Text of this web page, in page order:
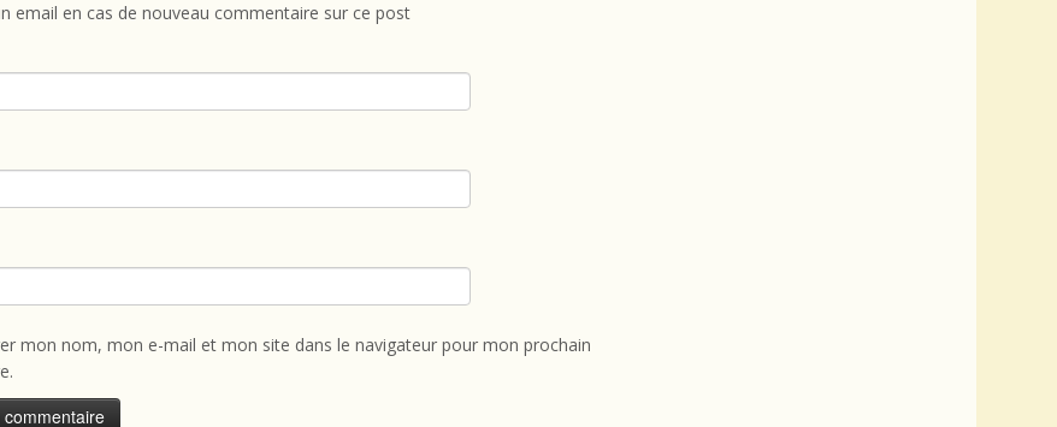
email en cas de nouveau commentaire sur ce post
mon nom, mon e-mail et mon site dans le navigateur pour mon prochain